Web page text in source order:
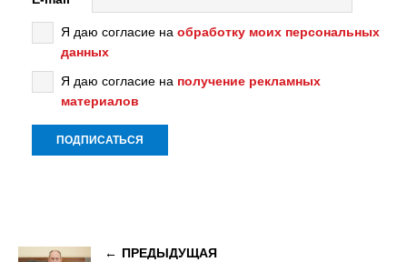
Я даю согласие на обработку моих персональных
данных
Я даю согласие на получение рекламных
материалов
ПРЕДЫДУЩАЯ